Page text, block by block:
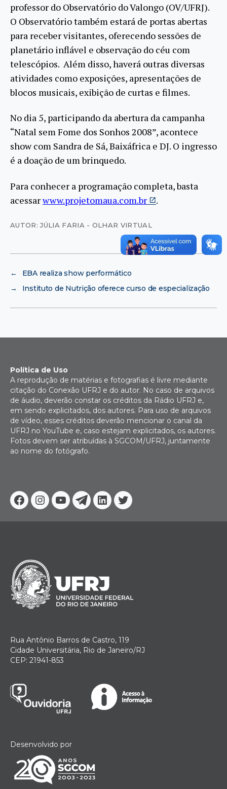
professor do Observatório do Valongo (OV/UFRJ).
O Observatório também estará de portas abertas
para receber visitantes, oferecendo sessões de
planetário inflável e observação do céu com
telescópios. Além disso, haverá outras diversas
atividades como exposições, apresentações de
blocos musicais, exibição de curtas e filmes.
No dia 5, participando da abertura da campanha
“Natal sem Fome dos Sonhos 2008”, acontece
show com Sandra de Sá, Baixáfrica e DJ. O ingresso
é a doação de um brinquedo.
Para conhecer a programação completa, basta
acessarwww.projetomaua.com.br .
AUTOR: JÚLIA FARIA - OLHAR VIRTUAL
←
EBA realiza show performático
→
Instituto de Nutrição oferece curso de especialização
Facebook
Instagram
YoutubeTelegram
Linkedin
Twitter
Política de Uso
A reprodução de matérias e fotografias é livre mediante
citação do Conexão UFRJ e do autor. No caso de arquivos
de áudio, deverão constar os créditos da Rádio UFRJ e,
em sendo explicitados, dos autores. Para uso de arquivos
de vídeo, esses créditos deverão mencionar o canal da
UFRJ no YouTube e, caso estejam explicitados, os autores.
Fotos devem ser atribuídas à SGCOM/UFRJ, juntamente
ao nome do fotógrafo.
Rua Antônio Barros de Castro, 119
Cidade Universitária, Rio de Janeiro/RJ
CEP: 21941-853
Desenvolvido por